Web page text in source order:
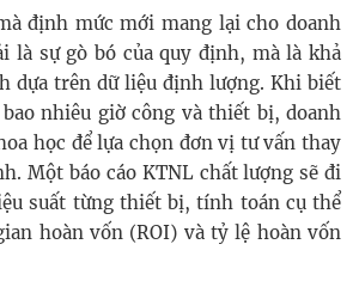
định mức mới mang lại cho doanh
là sự gò bó của quy định, mà là khả
dựa trên dữ liệu định lượng. Khi biết
nhiêu giờ công và thiết bị, doanh
học để lựa chọn đơn vị tư vấn thay
Một báo cáo KTNL chất lượng sẽ đi
suất từng thiết bị, tính toán cụ thể
hoàn vốn (ROI) và tỷ lệ hoàn vốn